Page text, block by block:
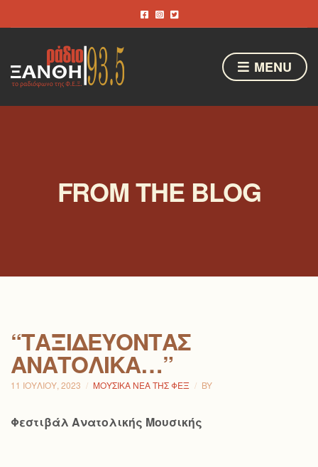
MENU
FROM THE BLOG
“ΤΑΞΙΔΕΎΟΝΤΑΣ
ΑΝΑΤΟΛΙΚΆ…”
11 ΙΟΥΛΊΟΥ, 2023 ΜΟΥΣΙΚΆ ΝΈΑ ΤΗΣ ΦΕΞ BY
Φεστιβάλ Ανατολικής Μουσικής